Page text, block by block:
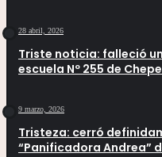
28 abril, 2026
Triste noticia: falleció
escuela Nº 255 de
9 marzo, 2026
Tristeza: cerró
“Panificadora Andrea”